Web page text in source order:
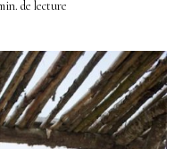
de lecture